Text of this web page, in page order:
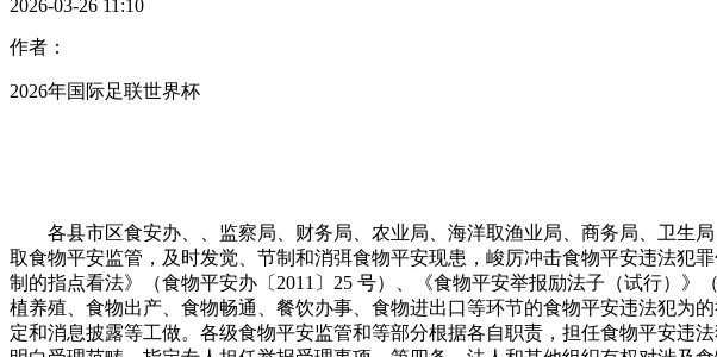
2026-03-26 11:10
作者：
2026年国际足联世界杯
各县市区食安办、、监察局、财务局、农业局、海洋取渔业局、商务局、卫生
取食物平安监管，及时发觉、节制和消弭食物平安现患，峻厉冲击食物平安违法犯
制的指点看法》（食物平安办〔2011〕25 号）、《食物平安举报励法子（试行）
植养殖、食物出产、食物畅通、餐饮办事、食物进出口等环节的食物平安违法犯为
定和消息披露等工做。各级食物平安监管和等部分根据各自职责，担任食物平安违